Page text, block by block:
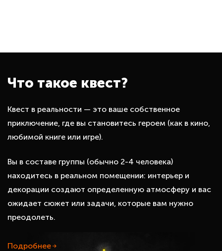
Что такое квест?
Квест в реальности — это ваше собственное
приключение, где вы становитесь героем (как в кино,
любимой книге или игре).
Вы в составе группы (обычно 2-4 человека)
находитесь в реальном помещении: интерьер и
декорации создают определенную атмосферу и вас
ожидает сюжет или задачи, которые вам нужно
преодолеть.
Подробнее